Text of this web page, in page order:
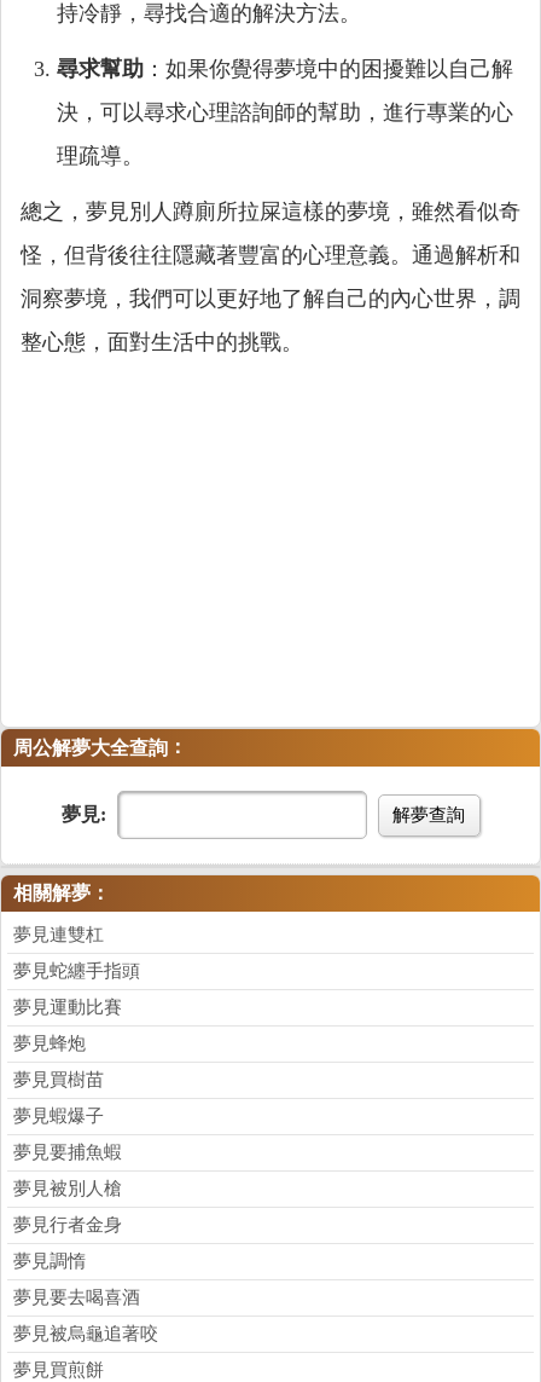
持冷靜，尋找合適的解決方法。
尋求幫助 ：如果你覺得夢境中的困擾難以自己解
決，可以尋求心理諮詢師的幫助，進行專業的心
理疏導。
總之，夢見別人蹲廁所拉屎這樣的夢境，雖然看似奇
怪，但背後往往隱藏著豐富的心理意義。通過解析和
洞察夢境，我們可以更好地了解自己的內心世界，調
整心態，面對生活中的挑戰。
周公解夢大全查詢 ：
夢見: 解夢查詢
相關解夢：
夢見連雙杠
夢見蛇纏手指頭
夢見運動比賽
夢見蜂炮
夢見買樹苗
夢見蝦爆子
夢見要捕魚蝦
夢見被別人槍
夢見行者金身
夢見調惰
夢見要去喝喜酒
夢見被烏龜追著咬
夢見買煎餅